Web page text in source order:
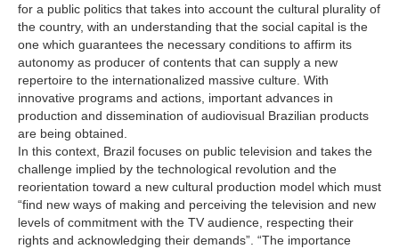
for a public politics that takes into account the cultural plurality of
the country, with an understanding that the social capital is the
one which guarantees the necessary conditions to affirm its
autonomy as producer of contents that can supply a new
repertoire to the internationalized massive culture. With
innovative programs and actions, important advances in
production and dissemination of audiovisual Brazilian products
are being obtained.
In this context, Brazil focuses on public television and takes the
challenge implied by the technological revolution and the
reorientation toward a new cultural production model which must
“find new ways of making and perceiving the television and new
levels of commitment with the TV audience, respecting their
rights and acknowledging their demands”. “The importance